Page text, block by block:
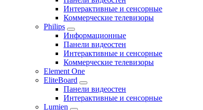
Интерактивные и сенсорные
Коммерческие телевизоры
Philips
Информационные
Панели видеостен
Интерактивные и сенсорные
Коммерческие телевизоры
Element One
EliteBoard
Панели видеостен
Интерактивные и сенсорные
Lumien